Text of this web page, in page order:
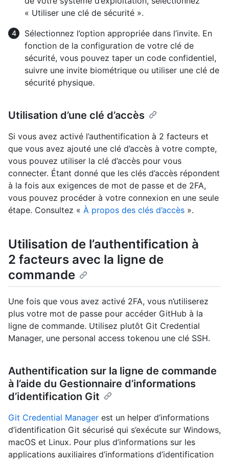
« Utiliser une clé de sécurité ».
Sélectionnez l’option appropriée dans l’invite. En
fonction de la configuration de votre clé de
sécurité, vous pouvez taper un code confidentiel,
suivre une invite biométrique ou utiliser une clé de
sécurité physique.
Utilisation d’une clé d’accès
Si vous avez activé l’authentification à 2 facteurs et
que vous avez ajouté une clé d’accès à votre compte,
vous pouvez utiliser la clé d’accès pour vous
connecter. Étant donné que les clés d’accès répondent
à la fois aux exigences de mot de passe et de 2FA,
vous pouvez procéder à votre connexion en une seule
étape. Consultez « À propos des clés d’accès ».
Utilisation de l’authentification à
2 facteurs avec la ligne de
commande
Une fois que vous avez activé 2FA, vous n’utiliserez
plus votre mot de passe pour accéder GitHub à la
ligne de commande. Utilisez plutôt Git Credential
Manager, une personal access tokenou une clé SSH.
Authentification sur la ligne de commande
à l’aide du Gestionnaire d’informations
d’identification Git
Git Credential Manager est un helper d’informations
d’identification Git sécurisé qui s’exécute sur Windows,
macOS et Linux. Pour plus d’informations sur les
applications auxiliaires d’informations d’identification